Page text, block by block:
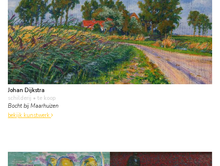
Johan Dijkstra
schilderij • te koop
Bocht bij Maarhuizen
bekijk kunstwerk